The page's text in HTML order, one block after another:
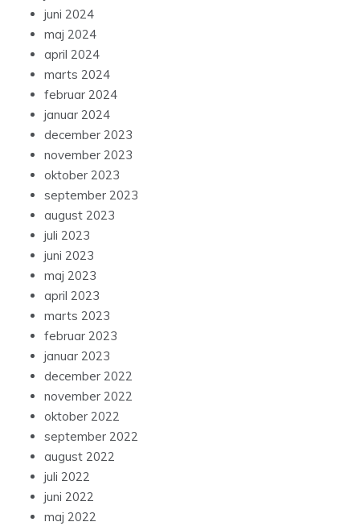
juni 2024
maj 2024
april 2024
marts 2024
februar 2024
januar 2024
december 2023
november 2023
oktober 2023
september 2023
august 2023
juli 2023
juni 2023
maj 2023
april 2023
marts 2023
februar 2023
januar 2023
december 2022
november 2022
oktober 2022
september 2022
august 2022
juli 2022
juni 2022
maj 2022